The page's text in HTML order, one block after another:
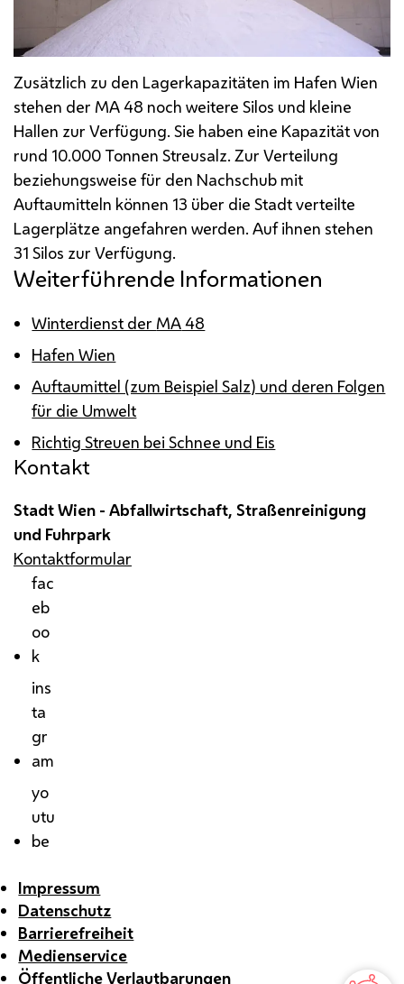
Zusätzlich zu den Lagerkapazitäten im Hafen Wien
stehen der MA48 noch weitere Silos und kleine
Hallen zur Verfügung. Sie haben eine Kapazität von
rund 10.000 Tonnen Streusalz. Zur Verteilung
beziehungsweise für den Nachschub mit
Auftaumitteln können 13 über die Stadt verteilte
Lagerplätze angefahren werden. Auf ihnen stehen
31 Silos zur Verfügung.
Weiterführende Informationen
Winterdienst der MA48
Hafen Wien
Auftaumittel (zum Beispiel Salz) und deren Folgen
für die Umwelt
Richtig Streuen bei Schnee und Eis
Kontakt
Stadt Wien - Abfallwirtschaft, Straßenreinigung
und Fuhrpark
Kontaktformular
fac
eb
oo
k
ins
ta
gr
am
yo
utu
be
Impressum
Datenschutz
Barrierefreiheit
Medienservice
Öffentliche Verlautbarungen